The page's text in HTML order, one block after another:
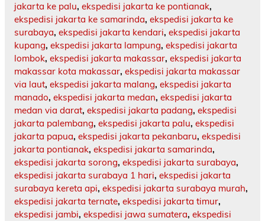
jakarta ke palu, ekspedisi jakarta ke pontianak,
ekspedisi jakarta ke samarinda, ekspedisi jakarta ke
surabaya, ekspedisi jakarta kendari, ekspedisi jakarta
kupang, ekspedisi jakarta lampung, ekspedisi jakarta
lombok, ekspedisi jakarta makassar, ekspedisi jakarta
makassar kota makassar, ekspedisi jakarta makassar
via laut, ekspedisi jakarta malang, ekspedisi jakarta
manado, ekspedisi jakarta medan, ekspedisi jakarta
medan via darat, ekspedisi jakarta padang, ekspedisi
jakarta palembang, ekspedisi jakarta palu, ekspedisi
jakarta papua, ekspedisi jakarta pekanbaru, ekspedisi
jakarta pontianak, ekspedisi jakarta samarinda,
ekspedisi jakarta sorong, ekspedisi jakarta surabaya,
ekspedisi jakarta surabaya 1 hari, ekspedisi jakarta
surabaya kereta api, ekspedisi jakarta surabaya murah,
ekspedisi jakarta ternate, ekspedisi jakarta timur,
ekspedisi jambi, ekspedisi jawa sumatera, ekspedisi